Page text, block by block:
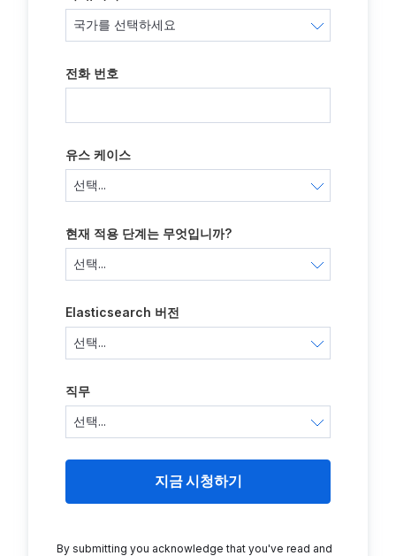
전화 번호
유스 케이스
현재 적용 단계는 무엇입니까?
Elasticsearch 버전
직무
지금 시청하기
By submitting you acknowledge that you've read and